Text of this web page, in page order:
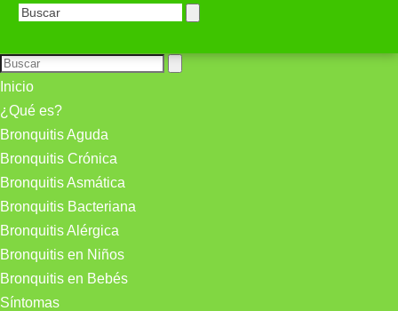
Inicio
¿Qué es?
Bronquitis Aguda
Bronquitis Crónica
Bronquitis Asmática
Bronquitis Bacteriana
Bronquitis Alérgica
Bronquitis en Niños
Bronquitis en Bebés
Síntomas